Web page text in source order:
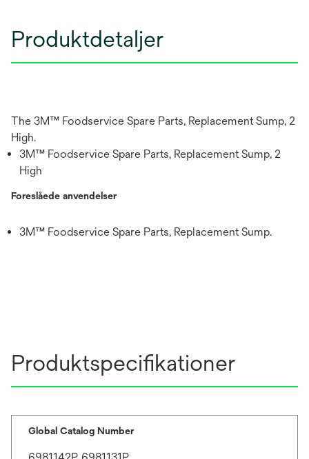
Produktdetaljer
The 3M™ Foodservice Spare Parts, Replacement Sump, 2
High.
3M™ Foodservice Spare Parts, Replacement Sump, 2
High
Foreslåede anvendelser
3M™ Foodservice Spare Parts, Replacement Sump.
Produktspecifikationer
Global Catalog Number